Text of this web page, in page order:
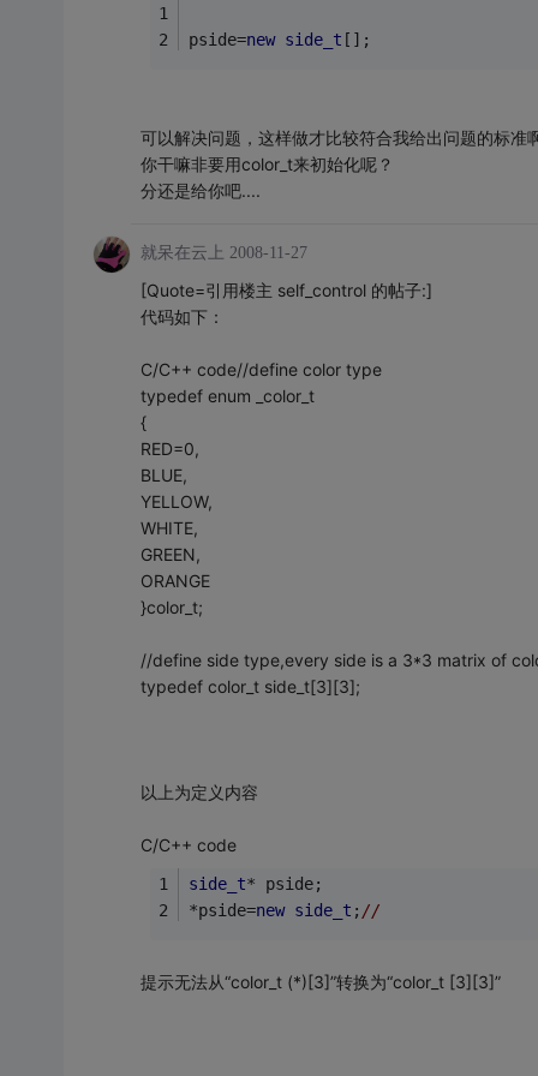
pside=new side_t [];
可以解决问题，这样做才比较符合我给出问题的标准
你干嘛非要用color_t来初始化呢？
分还是给你吧....
就呆在云上 2008-11-27
[Quote=引用楼主 self_control 的帖子:]
代码如下：
C/C++ code//define color type
typedef enum _color_t
{
RED=0,
BLUE,
YELLOW,
WHITE,
GREEN,
ORANGE
}color_t;
//define side type,every side is a 3*3 matrix of
typedef color_t side_t[3][3];
以上为定义内容
C/C++ code
side_t* pside;
*pside=new side_t ; //
提示无法从“color_t (*)[3]”转换为“color_t [3][3]”